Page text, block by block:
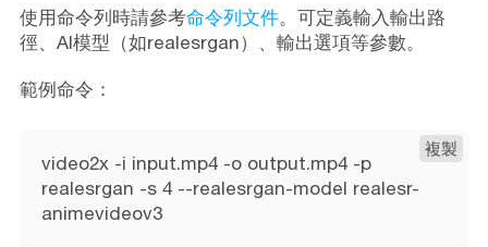
使用命令列時請參考命令列文件。可定義輸入輸出路
徑、AI模型（如realesrgan）、輸出選項等參數。
範例命令：
video2x -i input.mp4 -o output.mp4 -p
realesrgan -s 4 --realesrgan-model realesr-
animevideov3
複製